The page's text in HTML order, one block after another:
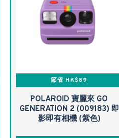
節省 HK$89
POLAROID 寶麗來 GO
GENERATION 2 (009183) 即
影即有相機 (紫色)